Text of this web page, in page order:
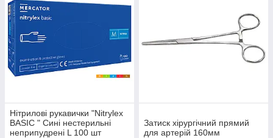
Нітрилові рукавички "Nitrylex
BASIC " Сині нестерильні
неприпудрені L 100 шт
Затиск хірургічний прямий
для артерій 160мм